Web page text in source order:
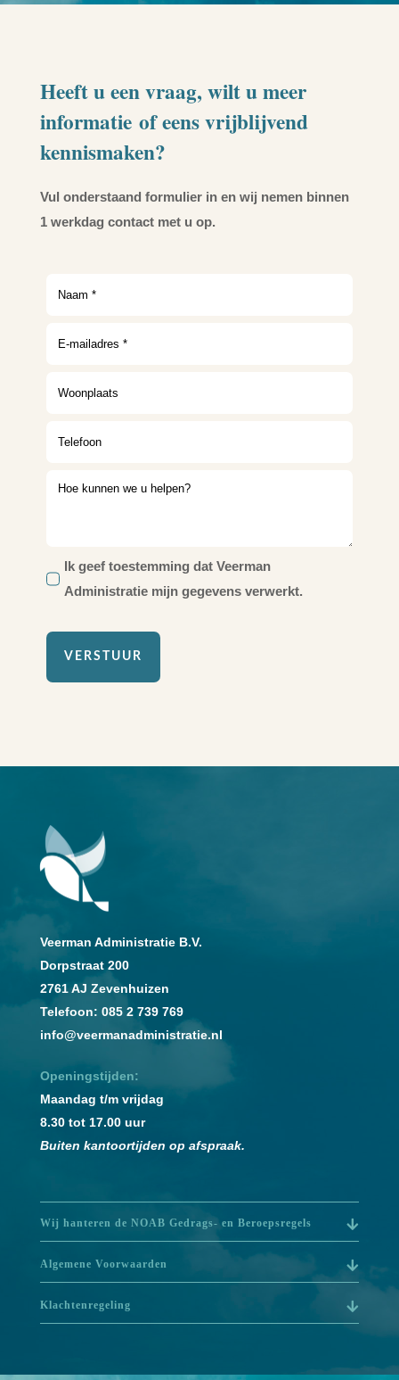
Heeft u een vraag, wilt u meer
informatie of eens vrijblijvend
kennismaken?
Vul onderstaand formulier in en wij nemen binnen
1 werkdag contact met u op.
Ik geef toestemming dat Veerman
Administratie mijn gegevens verwerkt.
VERSTUUR
Veerman Administratie B.V.
Dorpstraat 200
2761 AJ Zevenhuizen
Telefoon: 085 2 739 769
info@veermanadministratie.nl
Openingstijden:
Maandag t/m vrijdag
8.30 tot 17.00 uur
Buiten kantoortijden op afspraak.
Wij hanteren de NOAB Gedrags- en Beroepsregels
Algemene Voorwaarden
Klachtenregeling